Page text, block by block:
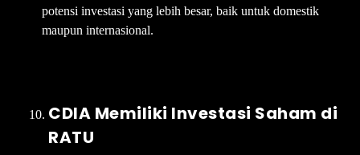
potensi investasi yang lebih besar, baik untuk domestik
maupun internasional.
CDIA Memiliki Investasi Saham di
RATU